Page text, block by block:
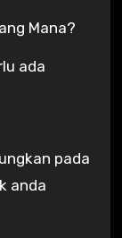
Mana?
ada
pada
anda